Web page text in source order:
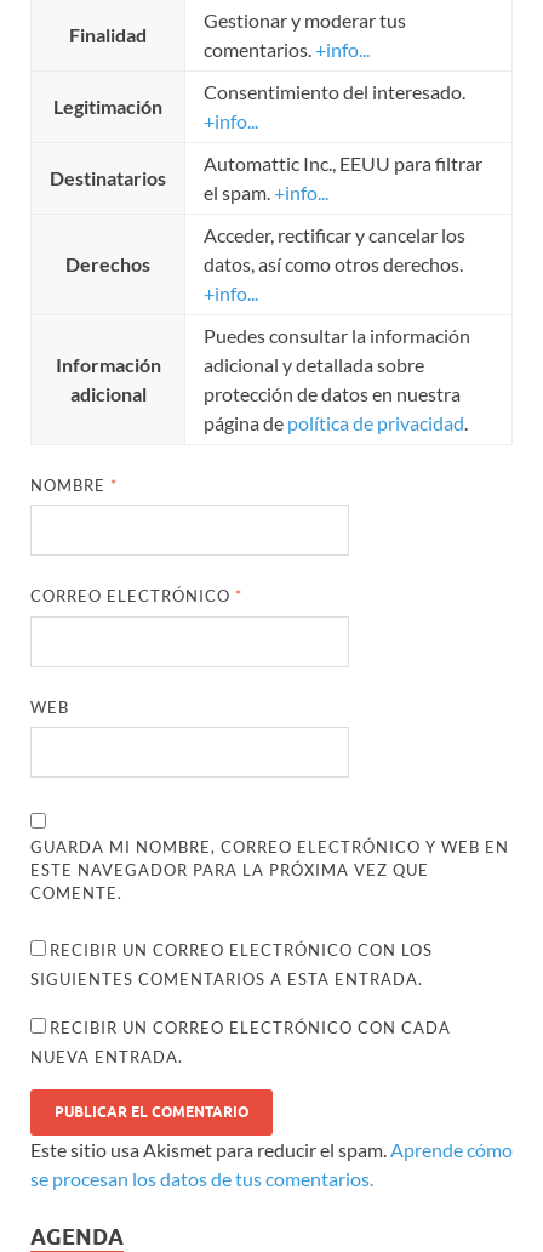
Finalidad
Gestionar y moderar tus
comentarios.+info...
Legitimación
Consentimiento del interesado.
+info...
Destinatarios
Automattic Inc., EEUU para filtrar
el spam.+info...
Derechos
Acceder, rectificar y cancelar los
datos, así como otros derechos.
+info...
Información
adicional
Puedes consultar la información
adicional y detallada sobre
protección de datos en nuestra
página de política de privacidad.
NOMBRE *
CORREO ELECTRÓNICO *
WEB
GUARDA MI NOMBRE, CORREO ELECTRÓNICO Y WEB EN
ESTE NAVEGADOR PARA LA PRÓXIMA VEZ QUE
COMENTE.
RECIBIR UN CORREO ELECTRÓNICO CON LOS
SIGUIENTES COMENTARIOS A ESTA ENTRADA.
RECIBIR UN CORREO ELECTRÓNICO CON CADA
NUEVA ENTRADA.
Este sitio usa Akismet para reducir el spam.Aprende cómo
se procesan los datos de tus comentarios.
AGENDA